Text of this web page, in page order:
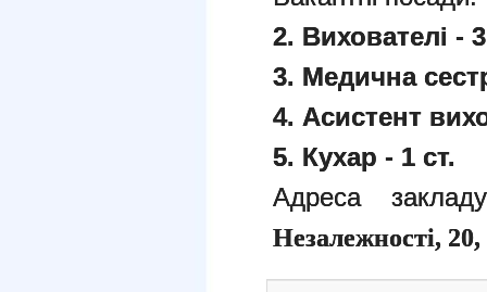
2. Вихователі -
3. Медична
4. Асистент
5. Кухар - 1 ст.
Адреса
Незалежності, 20,